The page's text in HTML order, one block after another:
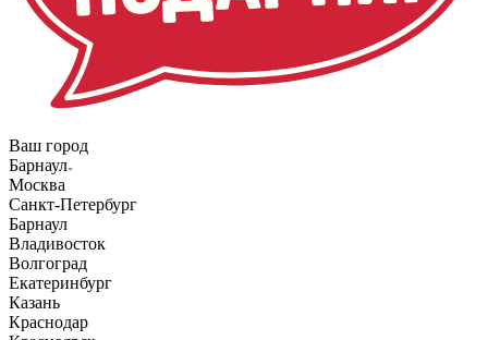
Ваш город
Барнаул
Москва
Санкт-Петербург
Барнаул
Владивосток
Волгоград
Екатеринбург
Казань
Краснодар